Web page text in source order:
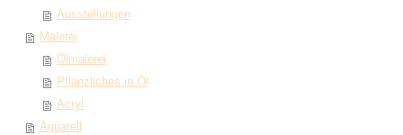
Ausstellungen
Malerei
Ölmalerei
Pflanzliches in Öl
Acryl
Aquarell